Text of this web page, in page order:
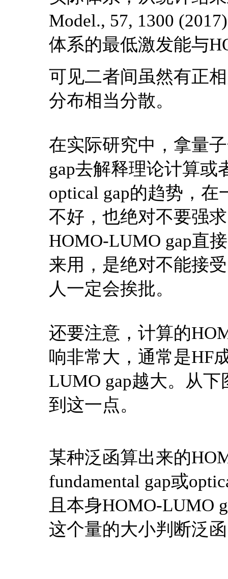
Model., 57, 1300
体系的最低激发能与
可见二者间虽然有正
分布相当分散。
在实际研究中，拿量
gap去解释理论计算或
optical gap的趋势，
不好，也绝对不要强
HOMO-LUMO gap直
来用，是绝对不能接
人一定会挨批。
还要注意，计算的
响非常大，通常是HF
LUMO gap越大。从
到这一点。
某种泛函算出来的
fundamental gap或
且本身HOMO-LUMO
这个量的大小判断泛